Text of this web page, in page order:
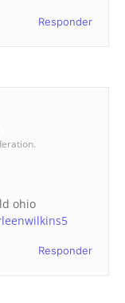
Responder
ohio
Responder